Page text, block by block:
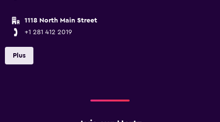
1118 North Main Street
+1 281 412 2019
Plus